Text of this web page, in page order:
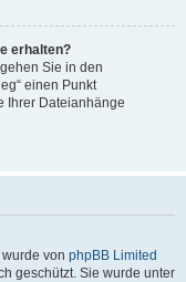
erhalten?
Sie in den
einen Punkt
Ihrer Dateianhänge
von phpBB Limited
geschützt. Sie wurde unter